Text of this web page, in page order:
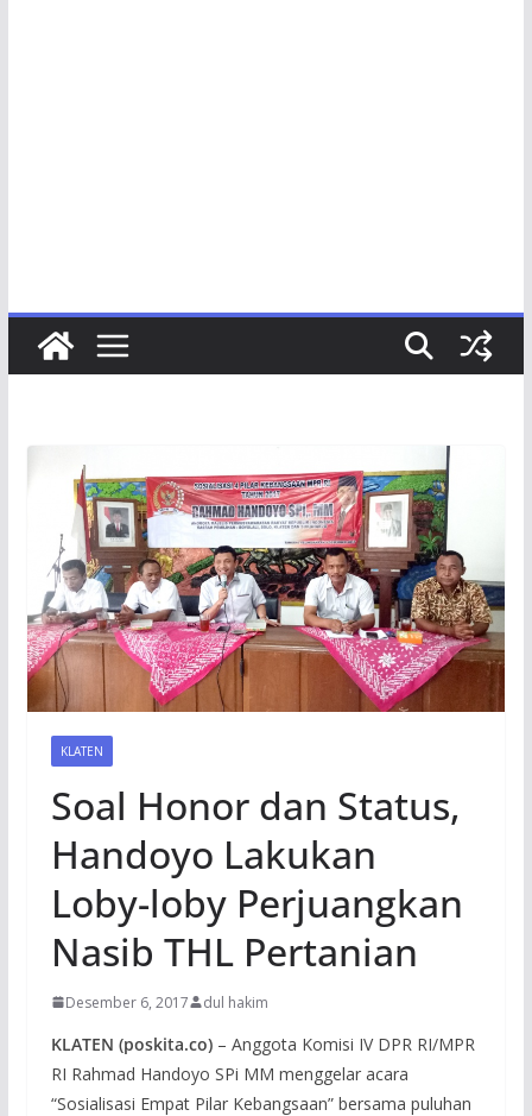
KLATEN
Soal Honor dan Status,
Handoyo Lakukan
Loby-loby Perjuangkan
Nasib THL Pertanian
Desember 6, 2017 dul hakim
KLATEN (poskita.co)– Anggota Komisi IV DPR RI/MPR
RI Rahmad Handoyo SPi MM menggelar acara
“Sosialisasi Empat Pilar Kebangsaan” bersama puluhan